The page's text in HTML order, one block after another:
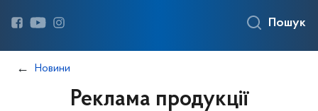
Пошук
Новини
Реклама продукції